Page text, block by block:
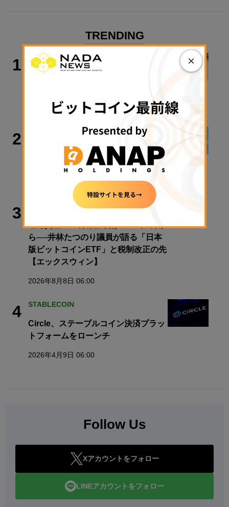
TRENDING
1 政策・規制
2026年8月7日 17:26
2
今週のWeb3ニュースをおさらい！
【毎週土曜日はNADAクイズ_Vol.7】
2026年8月8日 08:00
3
暗号資産20％分離課税は2028年1月か
ら──井林たつのり議員が語る「日本
版ビットコインETF」と税制改正の先
【エックスウィン】
2026年8月8日 06:00
4 STABLECOIN
Circle、ステーブルコイン決済プラッ
トフォームをローンチ
2026年4月9日 06:00
Follow Us
Xアカウントをフォロー
LINEアカウントをフォロー
×